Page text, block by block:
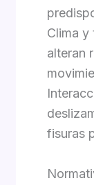
Clima y
alteran
fisuras